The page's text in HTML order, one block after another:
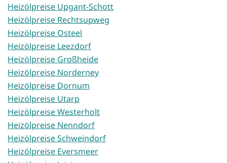
Heizölpreise Upgant-Schott
Heizölpreise Rechtsupweg
Heizölpreise Osteel
Heizölpreise Leezdorf
Heizölpreise Großheide
Heizölpreise Norderney
Heizölpreise Dornum
Heizölpreise Utarp
Heizölpreise Westerholt
Heizölpreise Nenndorf
Heizölpreise Schweindorf
Heizölpreise Eversmeer